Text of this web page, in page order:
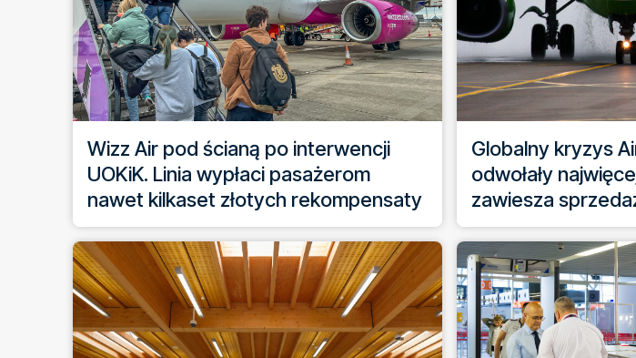
Wizz Air pod ścianą po interwencji
UOKiK. Linia wypłaci pasażerom
nawet kilkaset złotych rekompensaty
Globalny kryzys
odwołały
zawiesza